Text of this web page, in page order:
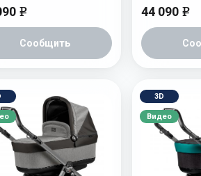
e
Сообщить
44 090 e
3D
Видео